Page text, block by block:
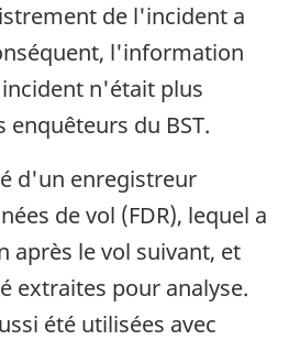
de l'incident a
l'information
n'était plus
du BST.
d'un enregistreur
de vol (FDR), lequel a
après le vol suivant, et
extraites pour analyse.
été utilisées avec